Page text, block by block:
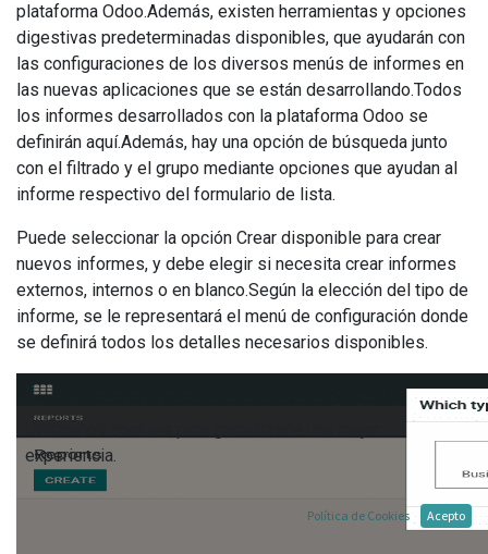
plataforma Odoo.Además, existen herramientas y opciones
digestivas predeterminadas disponibles, que ayudarán con
las configuraciones de los diversos menús de informes en
las nuevas aplicaciones que se están desarrollando.Todos
los informes desarrollados con la plataforma Odoo se
definirán aquí.Además, hay una opción de búsqueda junto
con el filtrado y el grupo mediante opciones que ayudan al
informe respectivo del formulario de lista.
Puede seleccionar la opción Crear disponible para crear
nuevos informes, y debe elegir si necesita crear informes
externos, internos o en blanco.Según la elección del tipo de
informe, se le representará el menú de configuración donde
se definirá todos los detalles necesarios disponibles.
experiencia.
Política de Cookies Acepto